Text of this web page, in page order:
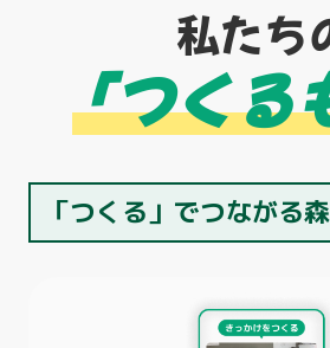
私たち
「つくる
「つくる」でつながる